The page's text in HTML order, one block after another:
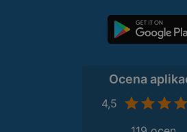
Ocena
4,5